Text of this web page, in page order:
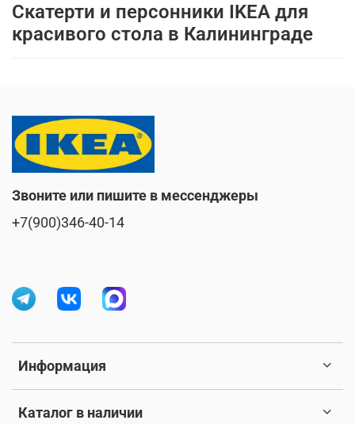
Скатерти и персонники IKEA для
красивого стола в Калининграде
Информация
Каталог в наличии
Звоните или пишите в мессенджеры
+7(900)346-40-14